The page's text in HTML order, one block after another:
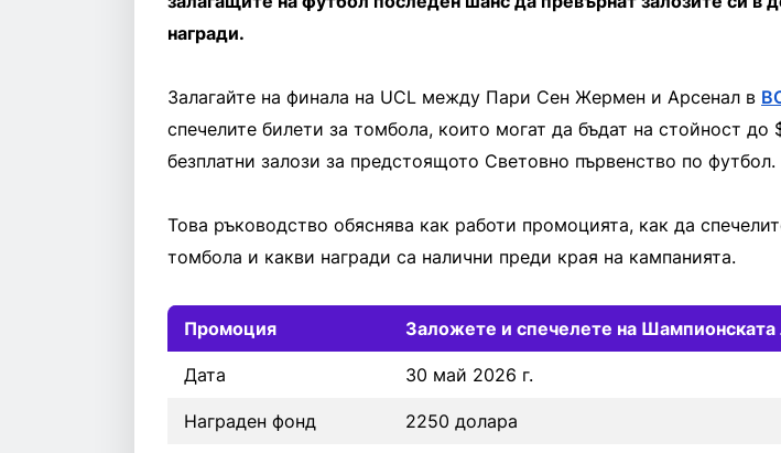
награди.
Залагайте на финала на UCL между Пари Сен Жермен и Арсенал в
спечелите билети за томбола, които могат да бъдат на стойност до
безплатни залози за предстоящото Световно първенство по футбол.
Това ръководство обяснява как работи промоцията, как да
томбола и какви награди са налични преди края на кампанията.
Промоция Заложете и спечелете на Шампионската
Дата 30 май 2026 г.
Награден фонд 2250 долара